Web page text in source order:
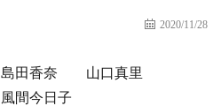
2020/11/28
島田香奈
山口真里
風間今日子